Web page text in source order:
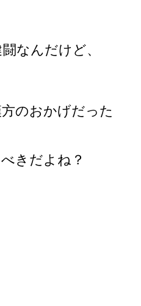
なんだけど、
のおかげだった
きだよね？